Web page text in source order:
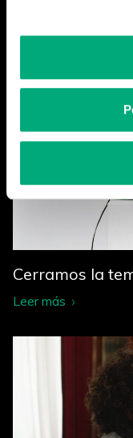
Más noticias
Cerramos la
Leer más